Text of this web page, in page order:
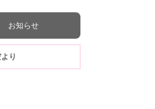
お知らせ
り